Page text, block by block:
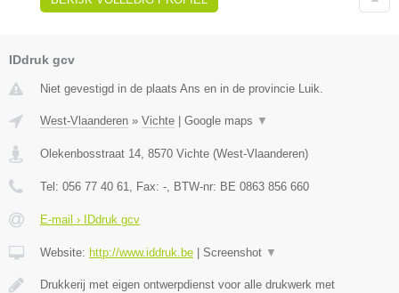
IDdruk gcv
Niet gevestigd in de plaats Ans en in de provincie Luik.
West-Vlaanderen » Vichte Google maps ▼
Olekenbosstraat 14 8570 Vichte (West-Vlaanderen)
Tel: 056 77 40 61 , Fax: - , BTW-nr: BE 0863 856 660
E-mail › IDdruk gcv
Website: http://www.iddruk.be Screenshot ▼
Drukkerij met eigen ontwerpdienst voor alle drukwerk met